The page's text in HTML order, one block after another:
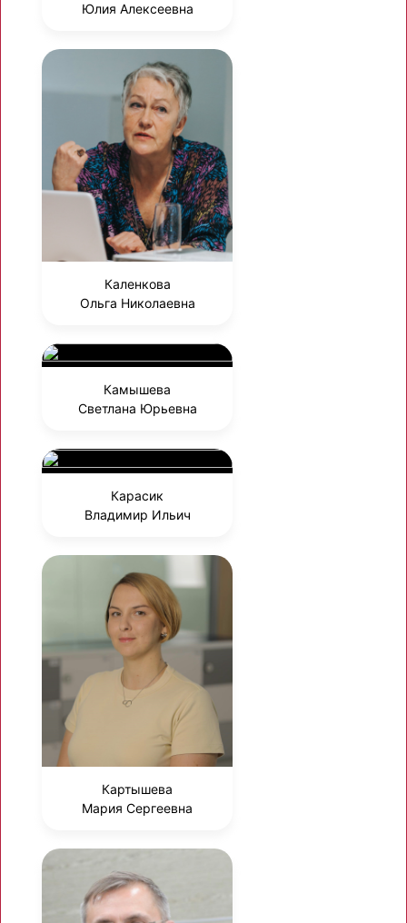
Юлия Алексеевна
Каленкова
Ольга Николаевна
Камышева
Светлана Юрьевна
Карасик
Владимир Ильич
Картышева
Мария Сергеевна